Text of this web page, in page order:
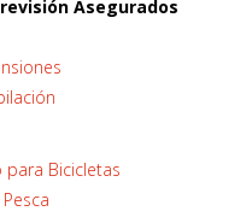
Asegurados
para Bicicletas